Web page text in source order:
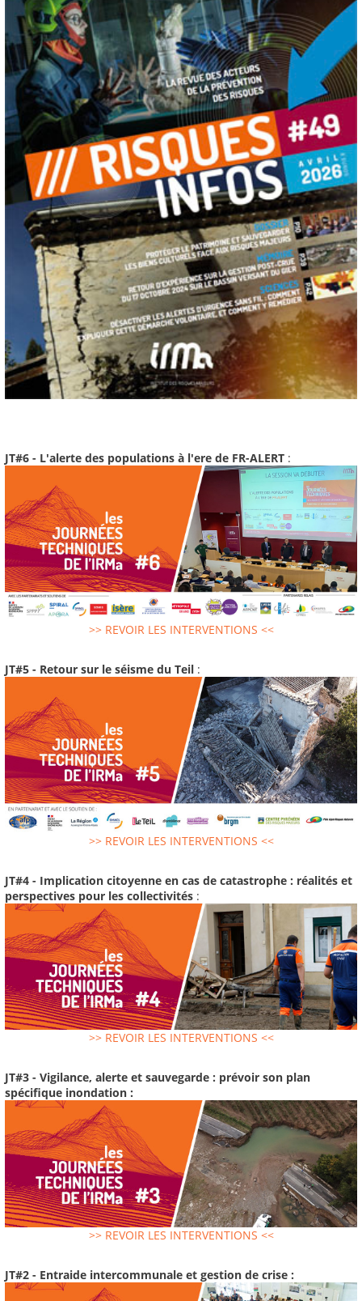
JT#6 - L'alerte des populations à l'ere de FR-ALERT :
>> REVOIR LES INTERVENTIONS <<
JT#5 - Retour sur le séisme du Teil :
>> REVOIR LES INTERVENTIONS <<
JT#4 - Implication citoyenne en cas de catastrophe : réalités et
perspectives pour les collectivités :
>> REVOIR LES INTERVENTIONS <<
JT#3 - Vigilance, alerte et sauvegarde : prévoir son plan
spécifique inondation :
>> REVOIR LES INTERVENTIONS <<
JT#2 - Entraide intercommunale et gestion de crise :